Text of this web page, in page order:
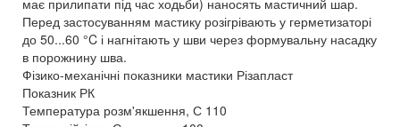
має прилипати під час ходьби) наносять мастичний шар.
Перед застосуванням мастику розігрівають у герметизаторі
до 50...60 °C і нагнітають у шви через формувальну насадку
в порожнину шва.
Фізико-механічні показники мастики Різапласт
Показник РК
Температура розм'якшення, С 110